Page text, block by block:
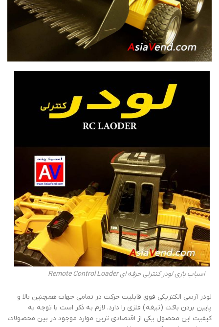
اسباب بازی لودر کنترلی حرفه ای Remote Control Loader
لودر آرسی الکتریکی فوق قابلیت حرکت در تمامی جهات همچنین بالا و
پایین بردن باکت (تیغه) فلزی را دارد. لازم به ذکر است با توجه به
کیفیت این محصول یکی از اقتصادی ترین موارد موجود در بین محصولات